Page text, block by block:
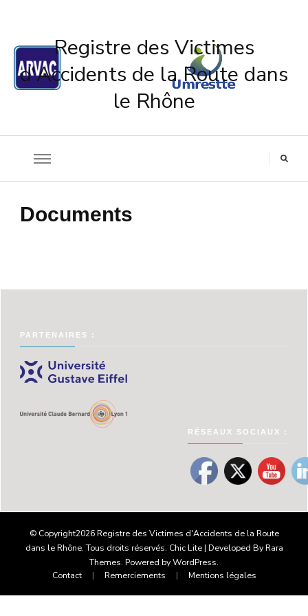
Registre des Victimes
d'Accidents de la Route dans
le Rhône
Documents
PARTENAIRES :
RÉSEAUX SOCIAUX :
© Copyright2026Registre des Victimes d'Accidents de la Route
dans le Rhône. Tous droits réservés. Chic Lite | Developed ByRara
Themes. Powered byWordPress.
Contact
Remerciements Mentions légales